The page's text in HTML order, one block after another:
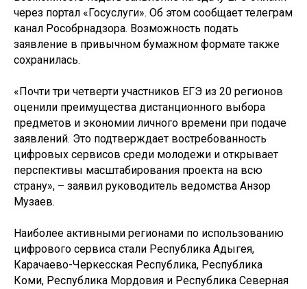
через портал «Госуслуги». Об этом сообщает телеграм
канал Рособрнадзора. Возможность подать
заявление в привычном бумажном формате также
сохранилась.
«Почти три четверти участников ЕГЭ из 20 регионов
оценили преимущества дистанционного выбора
предметов и экономии личного времени при подаче
заявлений. Это подтверждает востребованность
цифровых сервисов среди молодежи и открывает
перспективы масштабирования проекта на всю
страну», – заявил руководитель ведомства Анзор
Музаев.
Наиболее активными регионами по использованию
цифрового сервиса стали Республика Адыгея,
Карачаево-Черкесская Республика, Республика
Коми, Республика Мордовия и Республика Северная